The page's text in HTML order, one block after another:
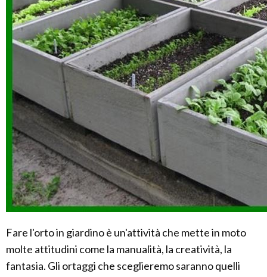
Fare l'orto in giardino è un'attività che mette in moto
molte attitudini come la manualità, la creatività, la
fantasia. Gli ortaggi che sceglieremo saranno quelli